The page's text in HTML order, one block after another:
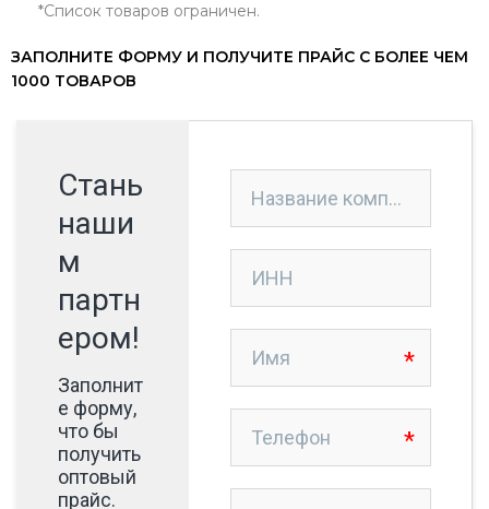
*Список товаров ограничен.
ЗАПОЛНИТЕ ФОРМУ И ПОЛУЧИТЕ ПРАЙС С БОЛЕЕ ЧЕМ
1000 ТОВАРОВ